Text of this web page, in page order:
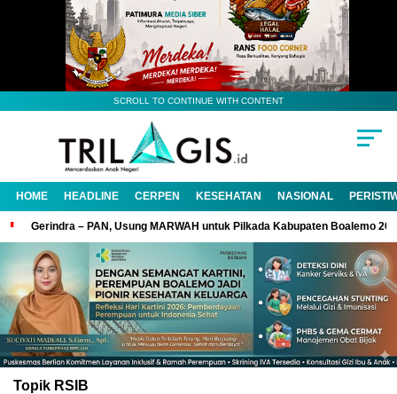
SCROLL TO CONTINUE WITH CONTENT
HOME HEADLINE CERPEN KESEHATAN NASIONAL
Gerindra – PAN, Usung MARWAH untuk Pilkada Kabupaten Boalemo
Topik RSIB